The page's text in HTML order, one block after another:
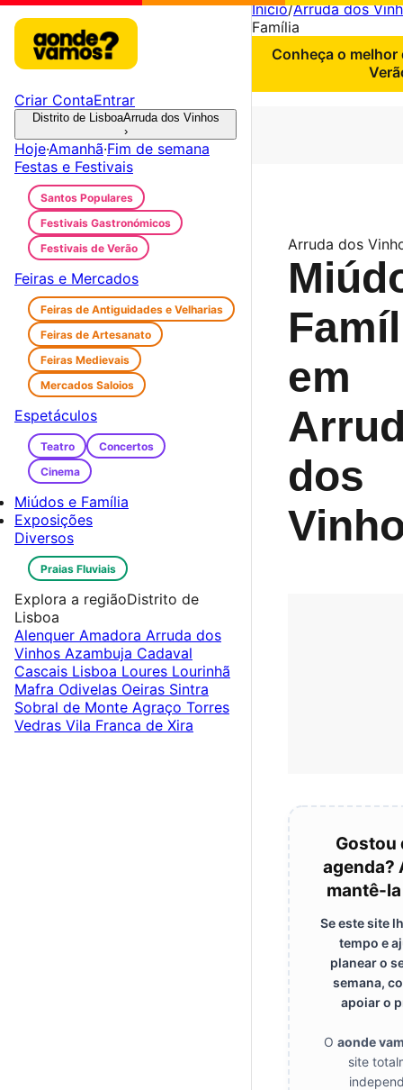
Início/Arruda dos
Família
Conheça o melhor
Arruda dos
em
dos
Gostou
agenda?
mantê-
Se este site
tempo e
planear o
semana,
apoiar o
O aonde
site
Criar ContaEntrar
Distrito de LisboaArruda dos Vinhos
›
Hoje·Amanhã·Fim de semana
Festas e Festivais
Santos Populares
Festivais Gastronómicos
Festivais de Verão
Feiras e Mercados
Feiras de Antiguidades e Velharias
Feiras de Artesanato
Feiras Medievais
Mercados Saloios
Espetáculos
Teatro
Concertos
Cinema
Miúdos e Família
Exposições
Diversos
Praias Fluviais
Explora a regiãoDistrito de
Lisboa
Alenquer Amadora Arruda dos
Vinhos Azambuja Cadaval
Cascais Lisboa Loures Lourinhã
Mafra Odivelas Oeiras Sintra
Sobral de Monte Agraço Torres
Vedras Vila Franca de Xira